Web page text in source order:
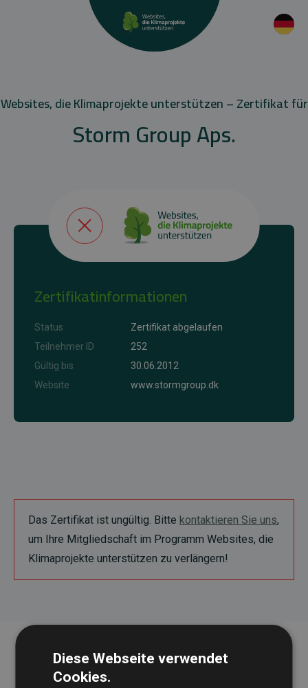
Websites, die Klimaprojekte unterstützen – Zertifikat für
Storm Group Aps.
Zertifikatinformationen
Status
Zertifikat abgelaufen
Teilnehmer ID
252
Gültig bis
30.06.2012
Website
www.stormgroup.dk
Das Zertifikat ist ungültig. Bitte kontaktieren Sie uns,
um Ihre Mitgliedschaft im Programm Websites, die
Klimaprojekte unterstützen zu verlängern!
Diese Webseite verwendet
Cookies.